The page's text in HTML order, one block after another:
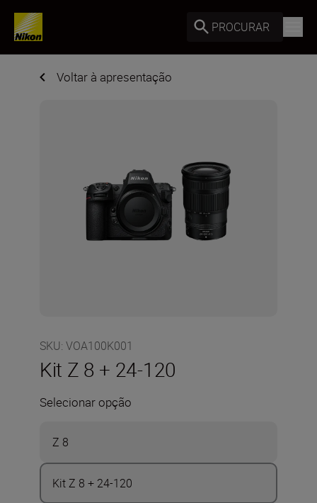
PROCURAR
Voltar à apresentação
SKU: VOA100K001
Kit Z 8 + 24-120
Selecionar opção
Z 8
Kit Z 8 + 24-120